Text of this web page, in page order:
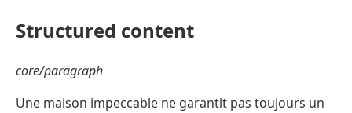
Structured content
core/paragraph
Une maison impeccable ne garantit pas toujours un